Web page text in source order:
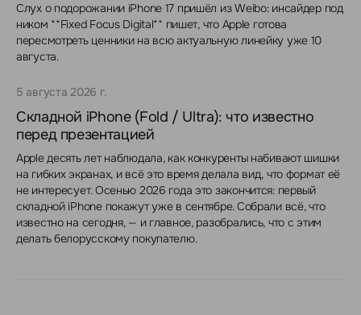
Слух о подорожании iPhone 17 пришёл из Weibo: инсайдер под
ником **Fixed Focus Digital** пишет, что Apple готова
пересмотреть ценники на всю актуальную линейку уже 10
августа.
5 августа 2026 г.
Складной iPhone (Fold / Ultra): что известно
перед презентацией
Apple десять лет наблюдала, как конкуренты набивают шишки
на гибких экранах, и всё это время делала вид, что формат её
не интересует. Осенью 2026 года это закончится: первый
складной iPhone покажут уже в сентябре. Собрали всё, что
известно на сегодня, — и главное, разобрались, что с этим
делать белорусскому покупателю.